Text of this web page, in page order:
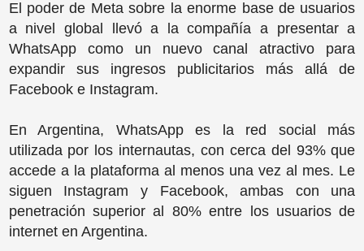
El poder de Meta sobre la enorme base de usuarios
a nivel global llevó a la compañía a presentar a
WhatsApp como un nuevo canal atractivo para
expandir sus ingresos publicitarios más allá de
Facebook e Instagram.
En Argentina, WhatsApp es la red social más
utilizada por los internautas, con cerca del 93% que
accede a la plataforma al menos una vez al mes. Le
siguen Instagram y Facebook, ambas con una
penetración superior al 80% entre los usuarios de
internet en Argentina.